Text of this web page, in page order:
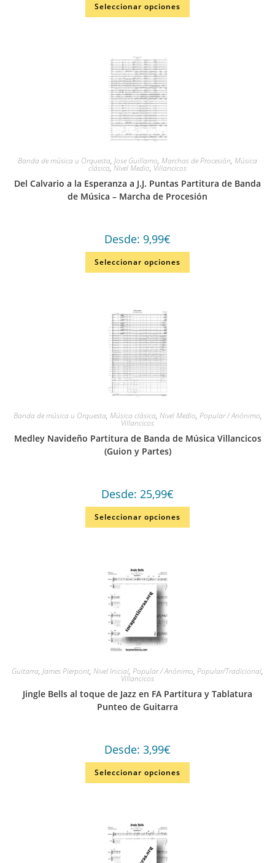
4.67de 5
Seleccionar opciones
Banda de música u Orquesta, Jose Guillamo, Marchas de Procesión, Música
clásica,Nivel Medio, Villancicos
Del Calvario a la Esperanza a J.J. Puntas Partitura de Banda
de Música – Marcha de Procesión
Desde: 9,99€
Seleccionar opciones
Banda de música u Orquesta, Música clásica, Nivel Medio, Popular / Anónimo,
Villancicos
Medley Navideño Partitura de Banda de Música Villancicos
(Guion y Partes)
Desde: 25,99€
Seleccionar opciones
Guitarra, James Pierpont, Nivel Inicial, Popular / Anónimo, Popular/Tradicional,
Villancicos
Jingle Bells al toque de Jazz en FA Partitura y Tablatura
Punteo de Guitarra
Desde: 3,99€
Seleccionar opciones